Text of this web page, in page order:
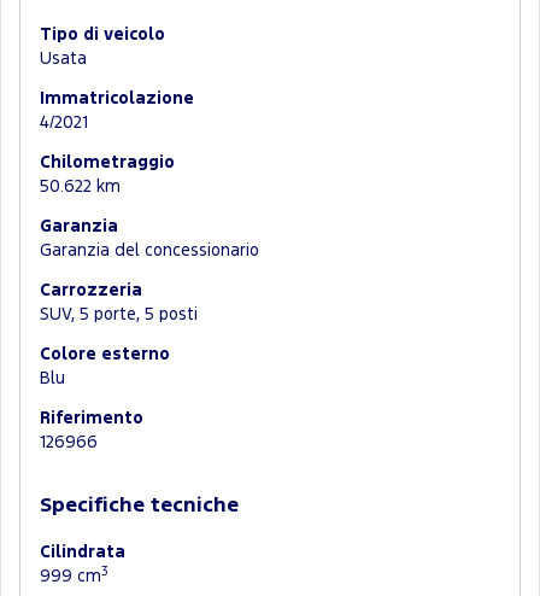
Tipo di veicolo
Usata
Immatricolazione
4/2021
Chilometraggio
50.622 km
Garanzia
Garanzia del concessionario
Carrozzeria
SUV, 5 porte, 5 posti
Colore esterno
Blu
Riferimento
126966
Specifiche tecniche
Cilindrata
999 cm 3